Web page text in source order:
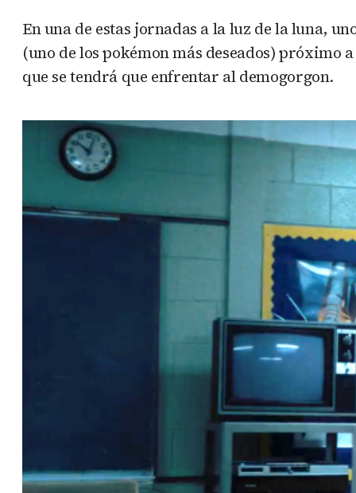
En una de estas jornadas a la luz de la luna,
(uno de los pokémon más deseados)
que se tendrá que enfrentar al demogorgon.